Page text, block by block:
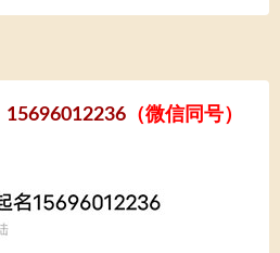
15696012236 （微信同号）